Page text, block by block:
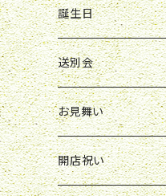
ボックスアレンジ
アレンジ
ボックスアレンジ
胡蝶蘭鉢
スタンド花
花束
アレンジ
誕生日
花束
アレンジ
ボックスアレンジ
送別会
花束
アレンジ
お見舞い
花束
開店祝い